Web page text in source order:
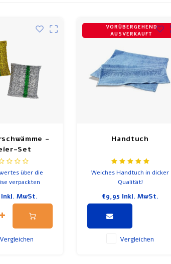
-
Set
über die
verpackten
Gold- und
oft zwei
in der Küche.
Inkl. MwSt.
Vergleichen
VORÜBERGEHEND
AUSVERKAUFT
Handtuch
Weiches Handtuch in dicker
Qualität!
€9,95 Inkl. MwSt.
Vergleichen